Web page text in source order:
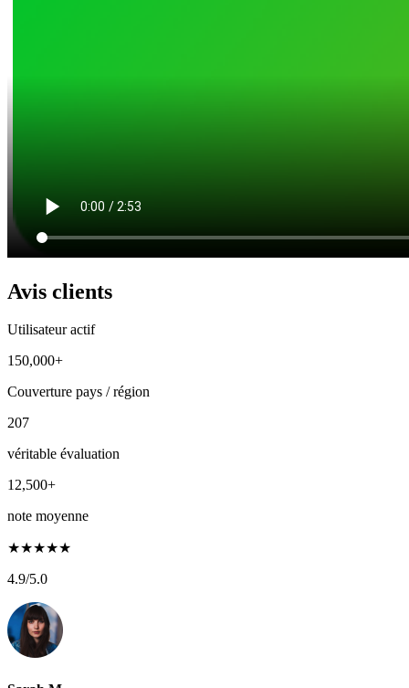
Avis clients
Utilisateur actif
150,000+
Couverture pays / région
207
véritable évaluation
12,500+
note moyenne
★★★★★
4.9/5.0